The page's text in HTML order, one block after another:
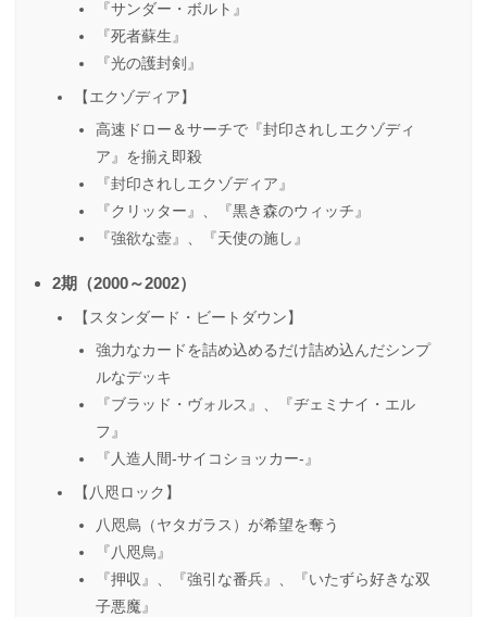
『サンダー・ボルト』
『死者蘇生』
『光の護封剣』
【エクゾディア】
高速ドロー＆サーチで『封印されしエクゾディ
ア』を揃え即殺
『封印されしエクゾディア』
『クリッター』、『黒き森のウィッチ』
『強欲な壺』、『天使の施し』
2期（2000～2002）
【スタンダード・ビートダウン】
強力なカードを詰め込めるだけ詰め込んだシンプ
ルなデッキ
『ブラッド・ヴォルス』、『ヂェミナイ・エル
フ』
『人造人間-サイコショッカー-』
【八咫ロック】
八咫烏（ヤタガラス）が希望を奪う
『八咫烏』
『押収』、『強引な番兵』、『いたずら好きな双
子悪魔』